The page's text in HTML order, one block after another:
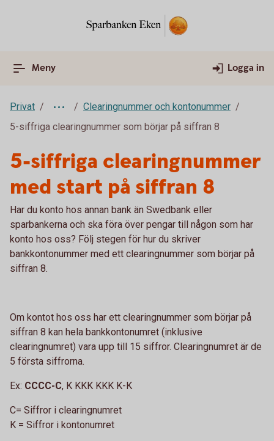
Meny Logga in
Privat
Clearingnummer och kontonummer
5-siffriga clearingnummer som börjar på siffran 8
5-siffriga clearingnummer
med start på siffran 8
Har du konto hos annan bank än Swedbank eller
sparbankerna och ska föra över pengar till någon som har
konto hos oss? Följ stegen för hur du skriver
bankkontonummer med ett clearingnummer som börjar på
siffran 8.
Om kontot hos oss har ett clearingnummer som börjar på
siffran 8 kan hela bankkontonumret (inklusive
clearingnumret) vara upp till 15 siffror. Clearingnumret är de
5 första siffrorna.
Ex: CCCC-C, K KKK KKK K-K
C= Siffror i clearingnumret
K = Siffror i kontonumret